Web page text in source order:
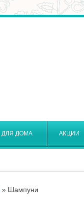
ДЛЯ ДОМА АКЦИИ
» Шампуни